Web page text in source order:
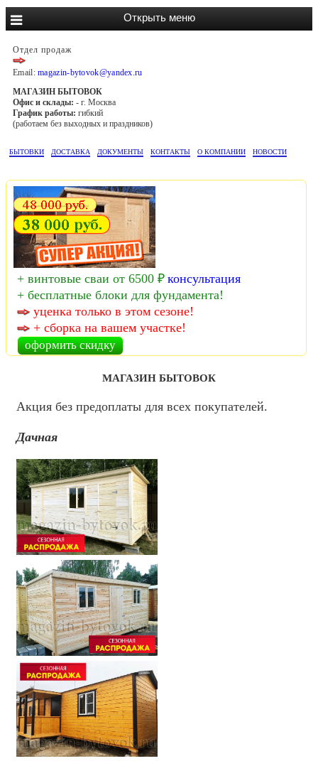
Отдел продаж
Email:magazin-bytovok@yandex.ru
МАГАЗИН БЫТОВОК
Офис и склады: - г. Москва
График работы: гибкий
(работаем без выходных и праздников)
БЫТОВКИ ДОСТАВКА ДОКУМЕНТЫ КОНТАКТЫ О КОМПАНИИ НОВОСТИ
+ винтовые сваи от 6500 ₽ консультация
+ бесплатные блоки для фундамента!
уценка только в этом сезоне!
+ сборка на вашем участке!
оформить скидку
МАГАЗИН БЫТОВОК
Акция без предоплаты для всех покупателей.
Дачная